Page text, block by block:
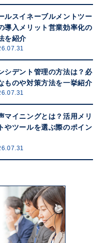
ルスイネーブルメントツー
導入メリット営業効率化の
を紹介
シデント管理の方法は？必
ものや対策方法を一挙紹介
マイニングとは？活用メリ
やツールを選ぶ際のポイン